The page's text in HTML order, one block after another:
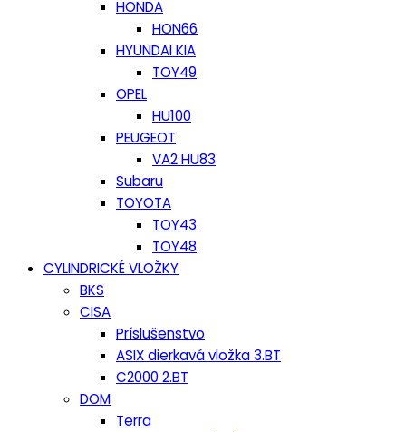
HONDA
HON66
HYUNDAI KIA
TOY49
OPEL
HU100
PEUGEOT
VA2 HU83
Subaru
TOYOTA
TOY43
TOY48
CYLINDRICKÉ VLOŽKY
BKS
CISA
Príslušenstvo
ASIX dierkavá vložka 3.BT
C2000 2.BT
DOM
Terra